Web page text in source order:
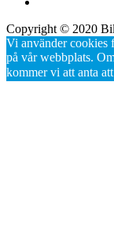
Copyright © 2020
Vi använder cookies
på vår webbplats.
kommer vi att anta